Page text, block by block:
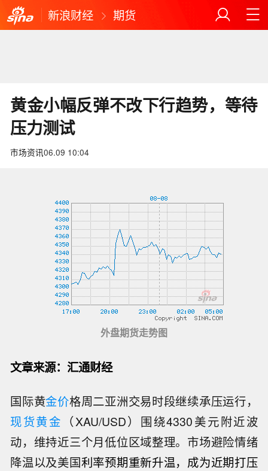
新浪财经 期货
黄金小幅反弹不改下行趋势，等待
压力测试
市场资讯06.09 10:04
外盘期货走势图
文章来源：汇通财经
国际黄金价格周二亚洲交易时段继续承压运行，
现货黄金 （XAU/USD）围绕4330美元附近波
动，维持近三个月低位区域整理。市场避险情绪
降温以及美国利率预期重新升温，成为近期打压